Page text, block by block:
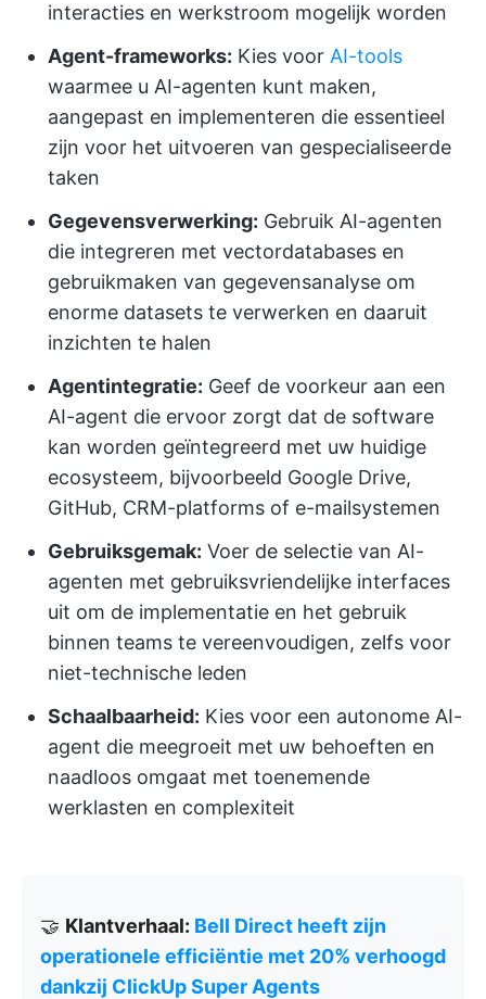
interacties en werkstroom mogelijk worden
Agent-frameworks: Kies voor AI-tools
waarmee u AI-agenten kunt maken,
aangepast en implementeren die essentieel
zijn voor het uitvoeren van gespecialiseerde
taken
Gegevensverwerking: Gebruik AI-agenten
die integreren met vectordatabases en
gebruikmaken van gegevensanalyse om
enorme datasets te verwerken en daaruit
inzichten te halen
Agentintegratie: Geef de voorkeur aan een
AI-agent die ervoor zorgt dat de software
kan worden geïntegreerd met uw huidige
ecosysteem, bijvoorbeeld Google Drive,
GitHub, CRM-platforms of e-mailsystemen
Gebruiksgemak: Voer de selectie van AI-
agenten met gebruiksvriendelijke interfaces
uit om de implementatie en het gebruik
binnen teams te vereenvoudigen, zelfs voor
niet-technische leden
Schaalbaarheid: Kies voor een autonome AI-
agent die meegroeit met uw behoeften en
naadloos omgaat met toenemende
werklasten en complexiteit
🤝 Klantverhaal: Bell Direct heeft zijn
operationele efficiëntie met 20% verhoogd
dankzij ClickUp Super Agents